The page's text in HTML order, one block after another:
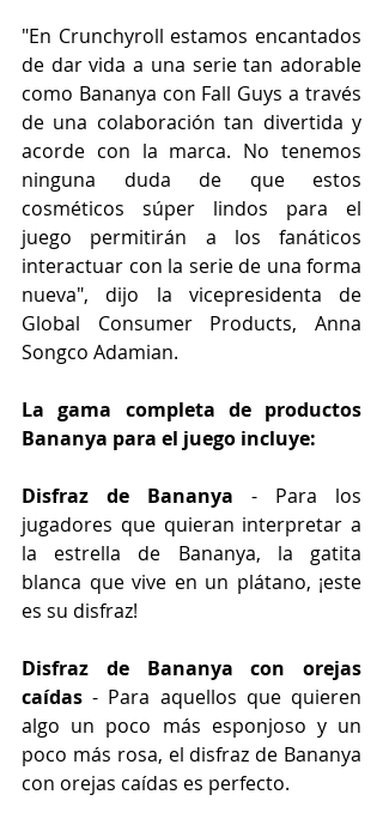
"En Crunchyroll estamos encantados
de dar vida a una serie tan adorable
como Bananya con Fall Guys a través
de una colaboración tan divertida y
acorde con la marca. No tenemos
ninguna duda de que estos
cosméticos súper lindos para el
juego permitirán a los fanáticos
interactuar con la serie de una forma
nueva", dijo la vicepresidenta de
Global Consumer Products, Anna
Songco Adamian.
La gama completa de productos
Bananya para el juego incluye:
Disfraz de Bananya - Para los
jugadores que quieran interpretar a
la estrella de Bananya, la gatita
blanca que vive en un plátano, ¡este
es su disfraz!
Disfraz de Bananya con orejas
caídas - Para aquellos que quieren
algo un poco más esponjoso y un
poco más rosa, el disfraz de Bananya
con orejas caídas es perfecto.